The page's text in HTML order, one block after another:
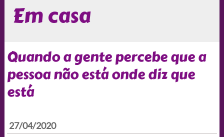
Em casa
Quando a gente percebe que a
pessoa não está onde diz que
está
27/04/2020